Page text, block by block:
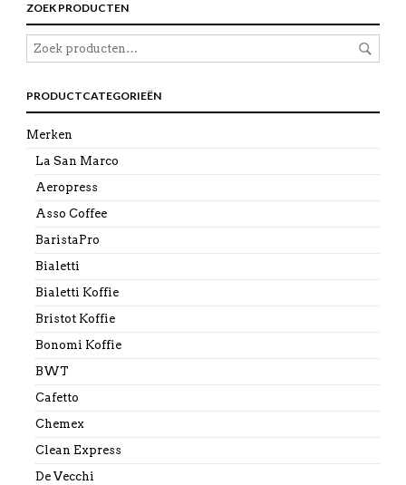
ZOEK PRODUCTEN
PRODUCTCATEGORIEËN
Merken
La San Marco
Aeropress
Asso Coffee
BaristaPro
Bialetti
Bialetti Koffie
Bristot Koffie
Bonomi Koffie
BWT
Cafetto
Chemex
Clean Express
De Vecchi